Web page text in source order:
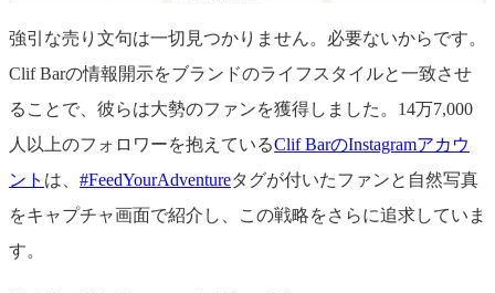
強引な売り文句は一切見つかりません。必要ないからです。
Clif Barの情報開示をブランドのライフスタイルと一致させ
ることで、彼らは大勢のファンを獲得しました。14万7,000
人以上のフォロワーを抱えているClif BarのInstagramアカウ
ント は、 #FeedYourAdventureタグが付いたファンと自然写真
をキャプチャ画面で紹介し、この戦略をさらに追求していま
す。